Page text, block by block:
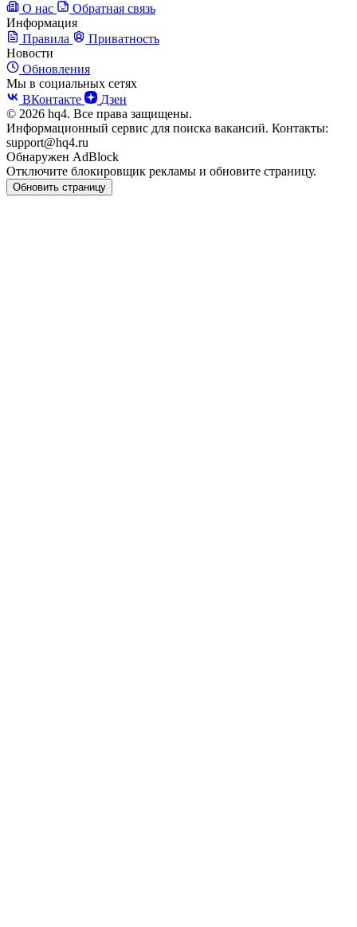
О нас
Обратная связь
Информация
Правила
Приватность
Новости
Обновления
Мы в социальных сетях
ВКонтакте
Дзен
© 2026 hq4. Все права защищены.
Информационный сервис для поиска вакансий. Контакты:
support@hq4.ru
Обнаружен AdBlock
Отключите блокировщик рекламы и обновите страницу.
Обновить страницу